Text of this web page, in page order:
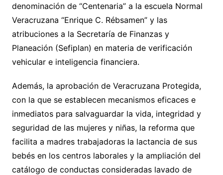
denominación de “Centenaria” a la escuela Normal
Veracruzana “Enrique C. Rébsamen” y las
atribuciones a la Secretaría de Finanzas y
Planeación (Sefiplan) en materia de verificación
vehicular e inteligencia financiera.
Además, la aprobación de Veracruzana Protegida,
con la que se establecen mecanismos eficaces e
inmediatos para salvaguardar la vida, integridad y
seguridad de las mujeres y niñas, la reforma que
facilita a madres trabajadoras la lactancia de sus
bebés en los centros laborales y la ampliación del
catálogo de conductas consideradas lavado de